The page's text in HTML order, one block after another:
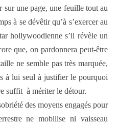
sur une page, une feuille tout au
à se dévêtir qu’à s’exercer au
hollywoodienne s’il révèle un
que, on pardonnera peut-être
ne semble pas très marquée,
à lui seul à justifier le pourquoi
suffit à mériter le détour.
des moyens engagés pour
ne mobilise ni vaisseau